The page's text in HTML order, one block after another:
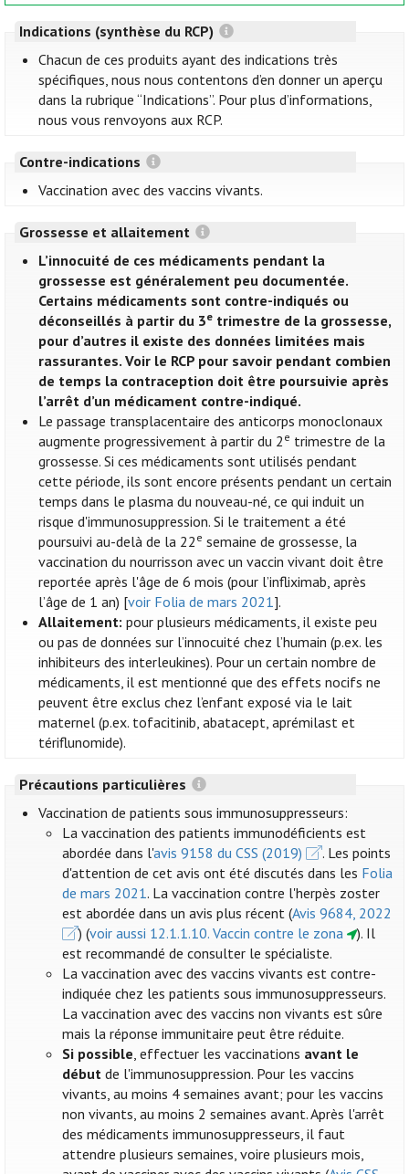
Indications (synthèse du RCP)
Chacun de ces produits ayant des indications très
spécifiques, nous nous contentons d’en donner un aperçu
dans la rubrique “Indications”. Pour plus d’informations,
nous vous renvoyons aux RCP.
Contre-indications
Vaccination avec des vaccins vivants.
Grossesse et allaitement
L’innocuité de ces médicaments pendant la
grossesse est généralement peu documentée.
Certains médicaments sont contre-indiqués ou
déconseillés à partir du 3e trimestre de la grossesse,
pour d’autres il existe des données limitées mais
rassurantes. Voir le RCP pour savoir pendant combien
de temps la contraception doit être poursuivie après
l’arrêt d’un médicament contre-indiqué.
Le passage transplacentaire des anticorps monoclonaux
augmente progressivement à partir du 2 e trimestre de la
grossesse. Si ces médicaments sont utilisés pendant
cette période, ils sont encore présents pendant un certain
temps dans le plasma du nouveau-né, ce qui induit un
risque d'immunosuppression. Si le traitement a été
poursuivi au-delà de la 22 e semaine de grossesse, la
vaccination du nourrisson avec un vaccin vivant doit être
reportée après l'âge de 6 mois (pour l’infliximab, après
l’âge de 1 an) [voir Folia de mars 2021].
Allaitement: pour plusieurs médicaments, il existe peu
ou pas de données sur l’innocuité chez l’humain (p.ex. les
inhibiteurs des interleukines). Pour un certain nombre de
médicaments, il est mentionné que des effets nocifs ne
peuvent être exclus chez l’enfant exposé via le lait
maternel (p.ex. tofacitinib, abatacept, aprémilast et
tériflunomide).
Précautions particulières
Vaccination de patients sous immunosuppresseurs:
La vaccination des patients immunodéficients est
abordée dans l'avis 9158 du CSS (2019)
. Les points
d'attention de cet avis ont été discutés dans les Folia
de mars 2021. La vaccination contre l'herpès zoster
est abordée dans un avis plus récent (Avis 9684, 2022
) (voir aussi 12.1.1.10. Vaccin contre le zona
). Il
est recommandé de consulter le spécialiste.
La vaccination avec des vaccins vivants est contre-
indiquée chez les patients sous immunosuppresseurs.
La vaccination avec des vaccins non vivants est sûre
mais la réponse immunitaire peut être réduite.
Si possible, effectuer les vaccinations avant le
début de l'immunosuppression. Pour les vaccins
vivants, au moins 4 semaines avant; pour les vaccins
non vivants, au moins 2 semaines avant. Après l'arrêt
des médicaments immunosuppresseurs, il faut
attendre plusieurs semaines, voire plusieurs mois,